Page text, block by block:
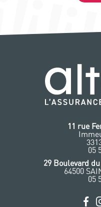
11 rue
‭05
‭29 Boulevard
64500
05